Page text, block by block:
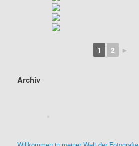
1 2 ►
Archiv